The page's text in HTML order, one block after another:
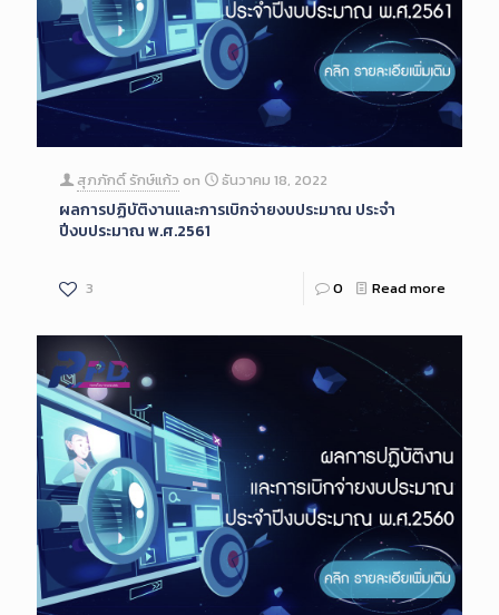
สุภภักดิ์ รักษ์แก้ว on ธันวาคม 18, 2022
ผลการปฏิบัติงานและการเบิกจ่ายงบประมาณ ประจำ
ปีงบประมาณ พ.ศ.2561
3 0 Read more